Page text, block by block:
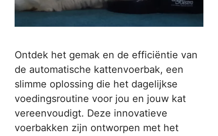
Ontdek het gemak en de efficiëntie van
de automatische kattenvoerbak, een
slimme oplossing die het dagelijkse
voedingsroutine voor jou en jouw kat
vereenvoudigt. Deze innovatieve
voerbakken zijn ontworpen met het